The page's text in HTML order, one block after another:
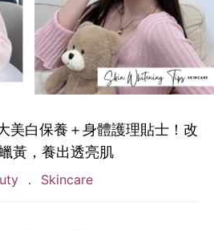
美白保養＋身體護理貼士！改
黃，養出透亮肌
Skincare